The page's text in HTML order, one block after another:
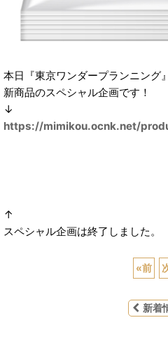
本日『東京ワンダープランニング
新商品のスペシャル企画です！
↓
https://mimikou.ocnk.net/
↑
スペシャル企画は終了しました。
«前
新着